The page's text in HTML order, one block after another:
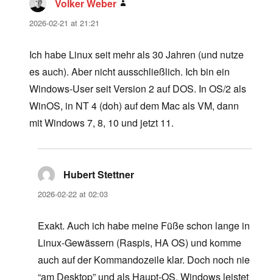
Volker Weber
2026-02-21 at 21:21
Ich habe Linux seit mehr als 30 Jahren (und nutze
es auch). Aber nicht ausschließlich. Ich bin ein
Windows-User seit Version 2 auf DOS. In OS/2 als
WinOS, in NT 4 (doh) auf dem Mac als VM, dann
mit Windows 7, 8, 10 und jetzt 11.
Hubert Stettner
2026-02-22 at 02:03
Exakt. Auch ich habe meine Füße schon lange in
Linux-Gewässern (Raspis, HA OS) und komme
auch auf der Kommandozeile klar. Doch noch nie
“am Desktop” und als Haupt-OS. Windows leistet